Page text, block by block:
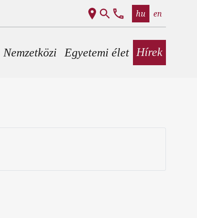
hu en
Nemzetközi Egyetemi élet Hírek